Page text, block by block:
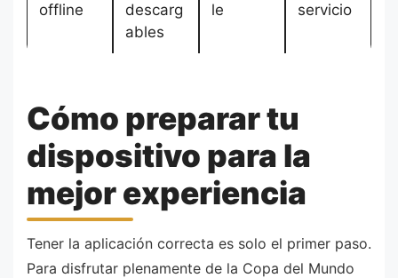
offline
descarg
ables
le
servicio
Cómo preparar tu
dispositivo para la
mejor experiencia
Tener la aplicación correcta es solo el primer paso.
Para disfrutar plenamente de la Copa del Mundo